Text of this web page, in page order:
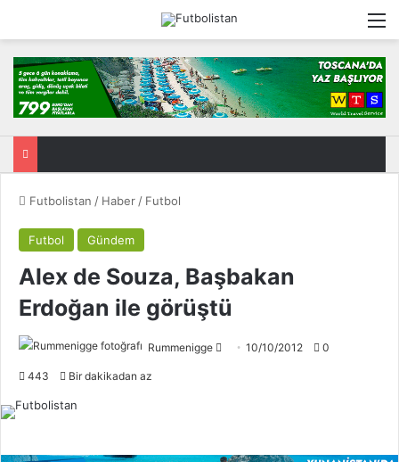
Futbolistan / Haber / Futbol
Futbol Gündem
Alex de Souza, Başbakan
Erdoğan ile görüştü
Rummenigge
w
10/10/2012 0
443 Bir dakikadan az